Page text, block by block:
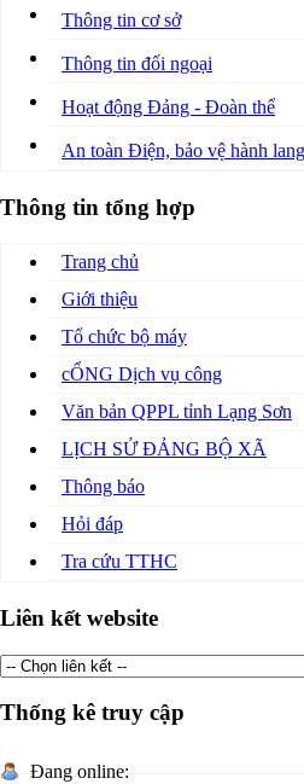
Thông tin cơ sở
Thông tin đối ngoại
Hoạt động Đảng - Đoàn thể
An toàn Điện, bảo vệ hành
Thông tin tổng hợp
Trang chủ
Giới thiệu
Tổ chức bộ máy
cỔNG Dịch vụ công
Văn bản QPPL tỉnh Lạng Sơn
LỊCH SỬ ĐẢNG BỘ XÃ
Thông báo
Hỏi đáp
Tra cứu TTHC
Liên kết website
Thống kê truy cập
Đang online: